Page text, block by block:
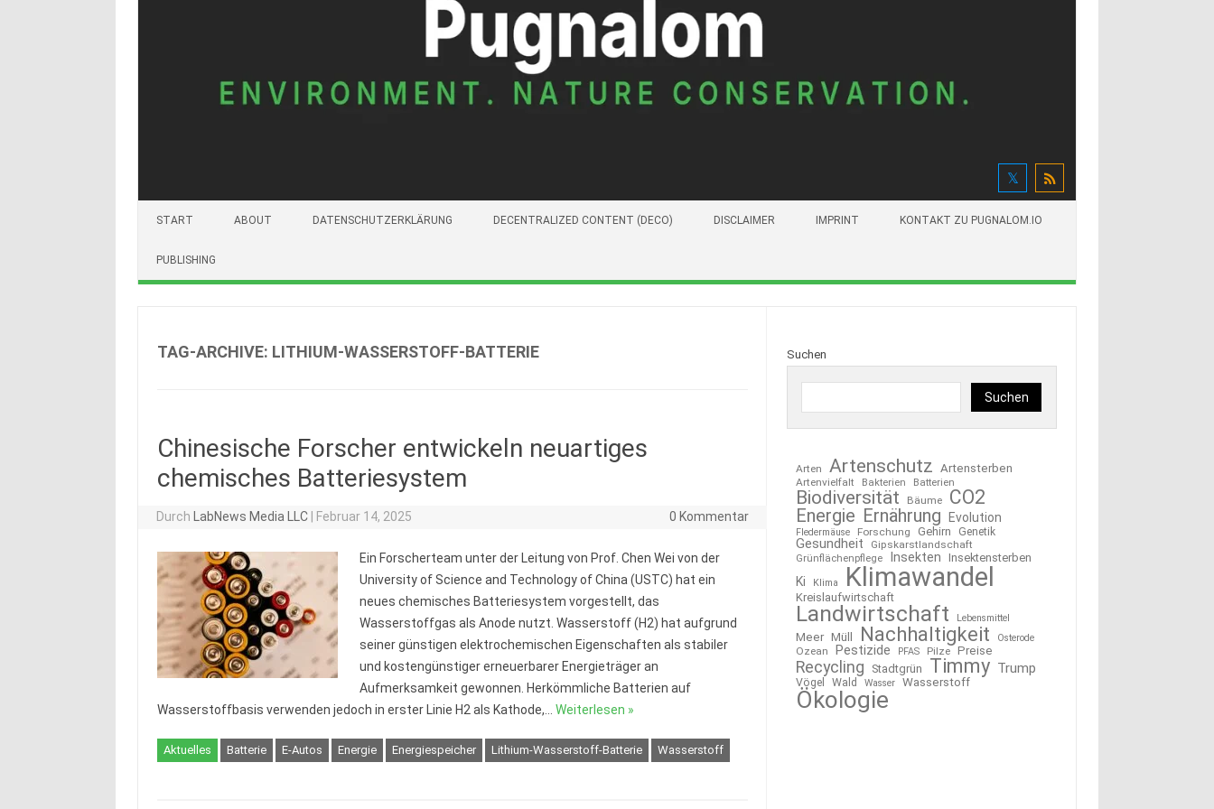
START ABOUT DATENSCHUTZERKLÄRUNG DECENTRALIZED CONTENT (DECO) DISCLAIMER IMPRINT KONTAKT ZU PUGNALOM.IO
PUBLISHING
TAG-ARCHIVE: LITHIUM-WASSERSTOFF-BATTERIE
Chinesische Forscher entwickeln neuartiges
chemisches Batteriesystem
Durch LabNews Media LLC Februar 14, 2025 0 Kommentar
Ein Forscherteam unter der Leitung von Prof. Chen Wei von der
University of Science and Technology of China (USTC) hat ein
neues chemisches Batteriesystem vorgestellt, das
Wasserstoffgas als Anode nutzt. Wasserstoff (H2) hat aufgrund
seiner günstigen elektrochemischen Eigenschaften als stabiler
und kostengünstiger erneuerbarer Energieträger an
Aufmerksamkeit gewonnen. Herkömmliche Batterien auf
Wasserstoffbasis verwenden jedoch in erster Linie H2 als Kathode,… Weiterlesen »
Aktuelles Batterie E-Autos Energie Energiespeicher Lithium-Wasserstoff-Batterie Wasserstoff
Suchen
Suchen
Arten Artenschutz Artensterben
Artenvielfalt Bakterien Batterien
Biodiversität Bäume CO2
Energie Ernährung Evolution
Fledermäuse Forschung Gehirn Genetik
Gesundheit Gipskarstlandschaft
Grünflächenpflege Insekten Insektensterben
Ki Klima Klimawandel
Kreislaufwirtschaft
Landwirtschaft Lebensmittel
Meer Müll Nachhaltigkeit Osterode
Ozean Pestizide PFAS Pilze Preise
Recycling Stadtgrün Timmy Trump
Vögel Wald Wasser Wasserstoff
Ökologie